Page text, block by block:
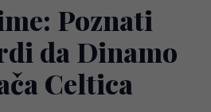
Poznati
da Dinamo
Celtica